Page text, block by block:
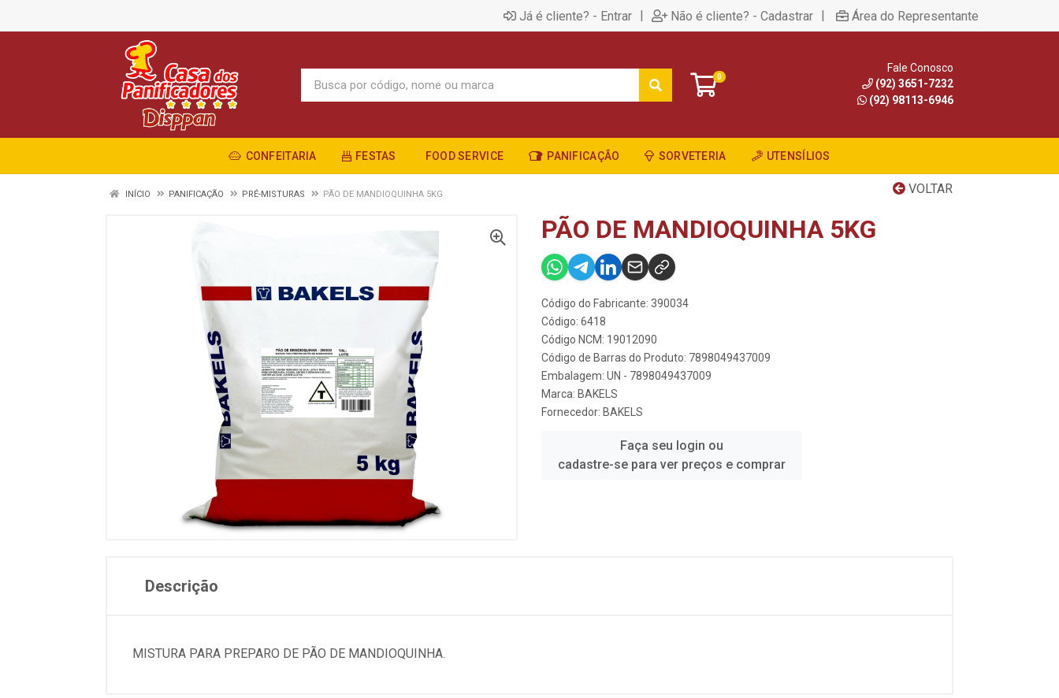
Já é cliente? - Entrar | Não é cliente? - Cadastrar | Área do Representante
0
Fale Conosco
(92) 3651-7232
(92) 98113-6946
CONFEITARIA FESTAS FOOD SERVICE PANIFICAÇÃO SORVETERIA UTENSÍLIOS
VOLTAR
INÍCIO PANIFICAÇÃO PRÉ-MISTURAS PÃO DE MANDIOQUINHA 5KG
PÃO DE MANDIOQUINHA 5KG
Código do Fabricante: 390034
Código: 6418
Código NCM: 19012090
Código de Barras do Produto: 7898049437009
Embalagem: UN - 7898049437009
Marca: BAKELS
Fornecedor: BAKELS
Faça seu login ou
cadastre-se para ver preços e comprar
Descrição
MISTURA PARA PREPARO DE PÃO DE MANDIOQUINHA.